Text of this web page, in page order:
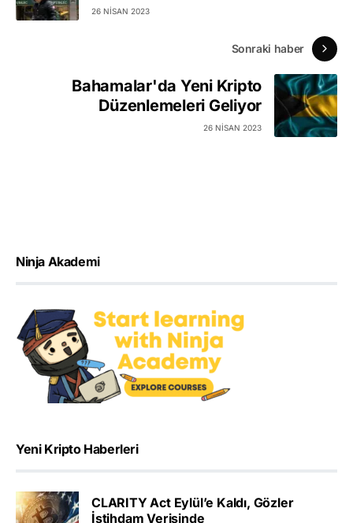
26 NISAN 2023
Sonraki haber
Bahamalar'da Yeni Kripto
Düzenlemeleri Geliyor
26 NISAN 2023
Ninja Akademi
Yeni Kripto Haberleri
CLARITY Act Eylül’e Kaldı, Gözler
İstihdam Verisinde